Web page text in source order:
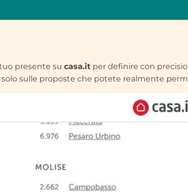
presente su casa.itper definire con
sulle proposte che potete realmente